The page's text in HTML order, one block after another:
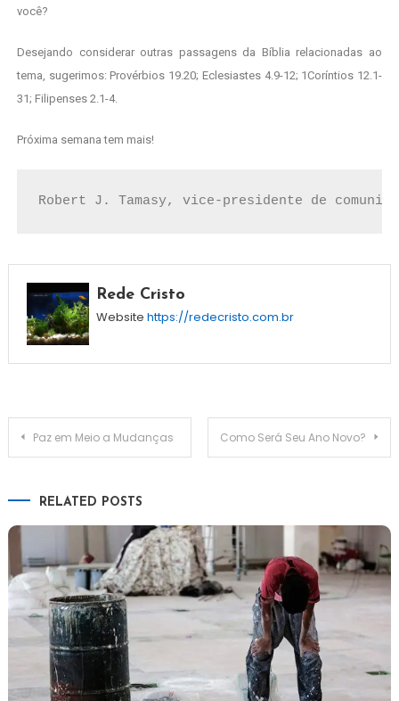
você?
Desejando considerar outras passagens da Bíblia relacionadas ao
tema, sugerimos: Provérbios 19.20; Eclesiastes 4.9-12; 1Coríntios 12.1-
31; Filipenses 2.1-4.
Próxima semana tem mais!
Robert J. Tamasy, vice-presidente de
Rede Cristo
Website https://redecristo.com.br
Paz em Meio a Mudanças Como Será Seu Ano Novo?
RELATED POSTS